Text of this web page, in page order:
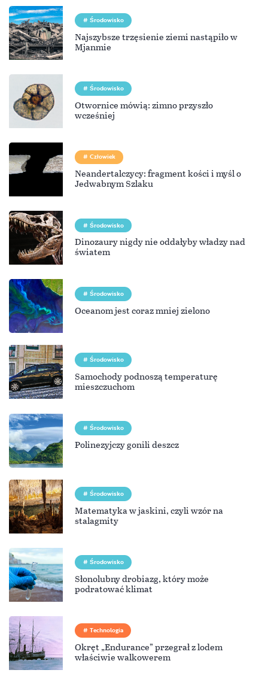
Środowisko
Najszybsze trzęsienie ziemi nastąpiło w
Mjanmie
Środowisko
Otwornice mówią: zimno przyszło
wcześniej
Człowiek
Neandertalczycy: fragment kości i myśl o
Jedwabnym Szlaku
Środowisko
Dinozaury nigdy nie oddałyby władzy nad
światem
Środowisko
Oceanom jest coraz mniej zielono
Środowisko
Samochody podnoszą temperaturę
mieszczuchom
Środowisko
Polinezyjczy gonili deszcz
Środowisko
Matematyka w jaskini, czyli wzór na
stalagmity
Środowisko
Słonolubny drobiazg, który może
podratować klimat
Technologia
Okręt „Endurance” przegrał z lodem
właściwie walkowerem